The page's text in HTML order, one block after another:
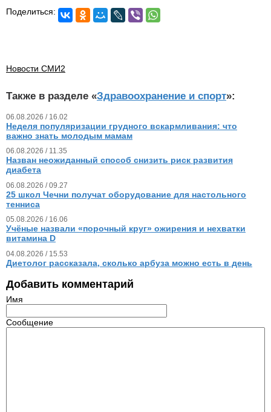
Поделиться:
Новости СМИ2
Также в разделе «Здравоохранение и спорт»:
06.08.2026 / 16.02
Неделя популяризации грудного вскармливания: что
важно знать молодым мамам
06.08.2026 / 11.35
Назван неожиданный способ снизить риск развития
диабета
06.08.2026 / 09.27
25 школ Чечни получат оборудование для настольного
тенниса
05.08.2026 / 16.06
Учёные назвали «порочный круг» ожирения и нехватки
витамина D
04.08.2026 / 15.53
Диетолог рассказала, сколько арбуза можно есть в день
Добавить комментарий
Имя
Сообщение